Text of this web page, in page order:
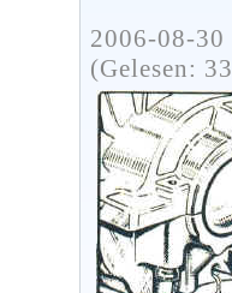
2006-08-
(Gelesen: